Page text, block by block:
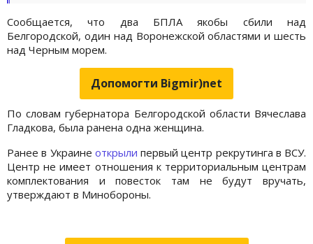
Сообщается, что два БПЛА якобы сбили над
Белгородской, один над Воронежской областями и шесть
над Черным морем.
Допомогти Bigmir)net
По словам губернатора Белгородской области Вячеслава
Гладкова, была ранена одна женщина.
Ранее в Украине открыли первый центр рекрутинга в ВСУ.
Центр не имеет отношения к территориальным центрам
комплектования и повесток там не будут вручать,
утверждают в Минобороны.